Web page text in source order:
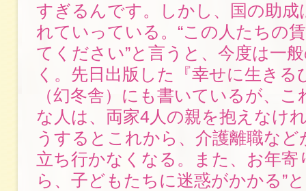
すぎるんです。しかし、国の助成
れていっている。“この人たちの
てください”と言うと、今度は一
く。先日出版した『幸せに生きる
（幻冬舎）にも書いているが、
な人は、両家4人の親を抱えなけ
うするとこれから、介護離職な
立ち行かなくなる。また、お年寄
ら、子どもたちに迷惑がかかる”